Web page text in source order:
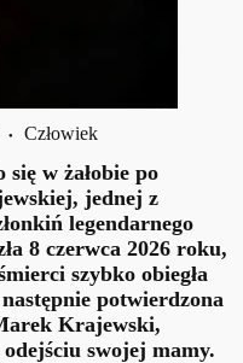
Człowiek
się w żałobie po
jednej z
legendarnego
8 czerwca 2026 roku,
szybko obiegła
następnie potwierdzona
Krajewski,
swojej mamy.